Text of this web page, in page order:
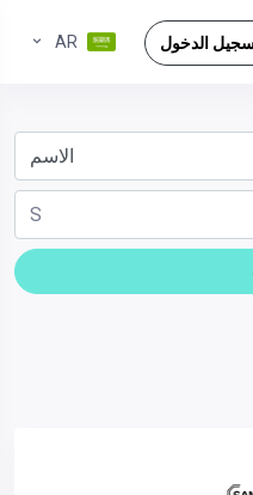
الدخول AR